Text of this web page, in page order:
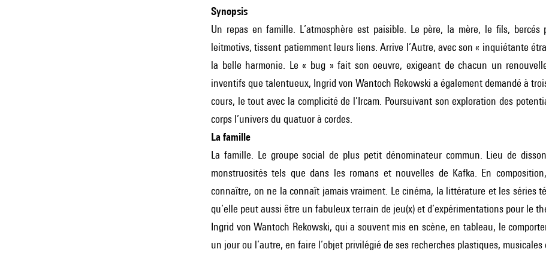
Synopsis
Un repas en famille. L’atmosphère est paisible. Le père, la mère, le fils,
leitmotivs, tissent patiemment leurs liens. Arrive l’Autre, avec son « inquiétante
la belle harmonie. Le « bug » fait son oeuvre, exigeant de chacun un
inventifs que talentueux, Ingrid von Wantoch Rekowski a également demandé à
cours, le tout avec la complicité de l’Ircam. Poursuivant son exploration des
corps l’univers du quatuor à cordes.
La famille
La famille. Le groupe social de plus petit dénominateur commun. Lieu de
monstruosités tels que dans les romans et nouvelles de Kafka. En
connaître, on ne la connaît jamais vraiment. Le cinéma, la littérature et les séries
qu’elle peut aussi être un fabuleux terrain de jeu(x) et d’expérimentations pour le
Ingrid von Wantoch Rekowski, qui a souvent mis en scène, en tableau, le
un jour ou l’autre, en faire l’objet privilégié de ses recherches plastiques,